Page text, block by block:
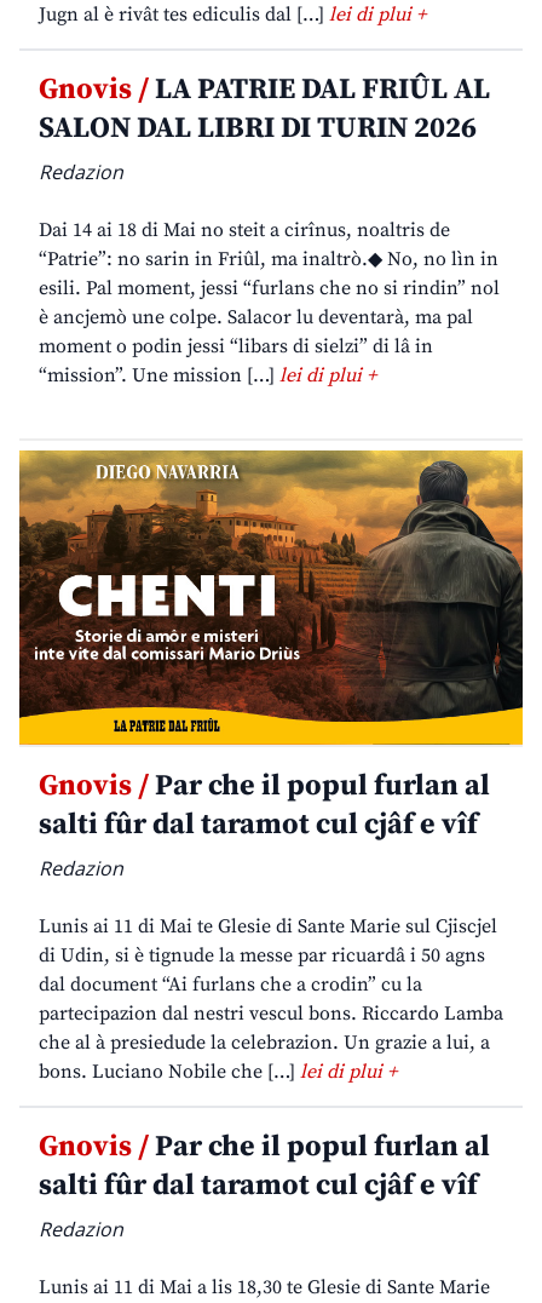
Jugn al è rivât tes ediculis dal […] lei di plui +
Gnovis /LA PATRIE DAL FRIÛL AL
SALON DAL LIBRI DI TURIN 2026
Redazion
Dai 14 ai 18 di Mai no steit a cirînus, noaltris de
“Patrie”: no sarin in Friûl, ma inaltrò.◆ No, no lìn in
esili. Pal moment, jessi “furlans che no si rindin” nol
è ancjemò une colpe. Salacor lu deventarà, ma pal
moment o podin jessi “libars di sielzi” di lâ in
“mission”. Une mission […] lei di plui +
Gnovis /Par che il popul furlan al
salti fûr dal taramot cul cjâf e vîf
Redazion
Lunis ai 11 di Mai te Glesie di Sante Marie sul Cjiscjel
di Udin, si è tignude la messe par ricuardâ i 50 agns
dal document “Ai furlans che a crodin” cu la
partecipazion dal nestri vescul bons. Riccardo Lamba
che al à presiedude la celebrazion. Un grazie a lui, a
bons. Luciano Nobile che […] lei di plui +
Gnovis /Par che il popul furlan al
salti fûr dal taramot cul cjâf e vîf
Redazion
Lunis ai 11 di Mai a lis 18,30 te Glesie di Sante Marie